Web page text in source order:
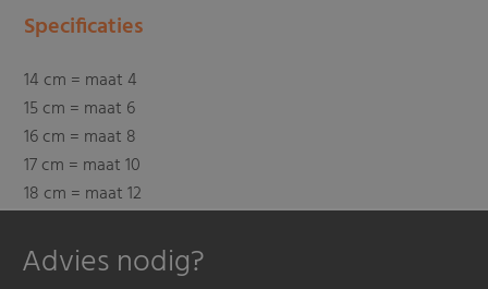
Specificaties
14 cm = maat 4
15 cm = maat 6
16 cm = maat 8
17 cm = maat 10
18 cm = maat 12
Advies nodig?